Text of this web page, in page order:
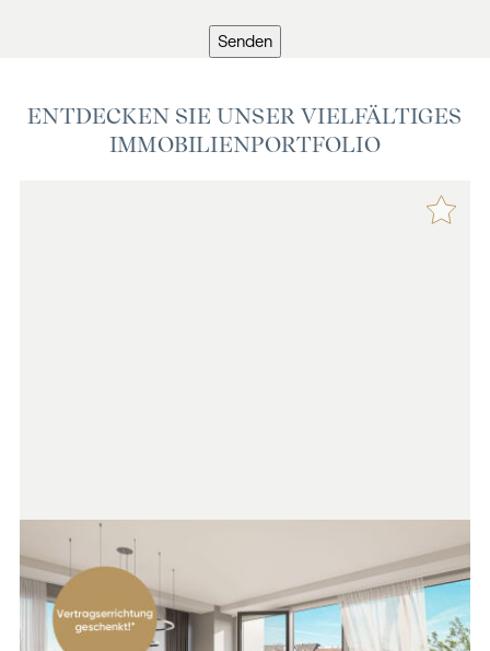
Senden
ENTDECKEN SIE UNSER VIELFÄLTIGES
IMMOBILIENPORTFOLIO